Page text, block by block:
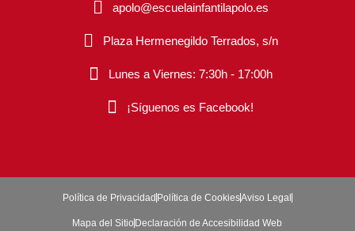
apolo@escuelainfantilapolo.es
Plaza Hermenegildo Terrados, s/n
Lunes a Viernes: 7:30h - 17:00h
¡Síguenos es Facebook!
Política de Privacidad Política de CookiesAviso Legal
Mapa del Sitio Declaración de Accesibilidad Web